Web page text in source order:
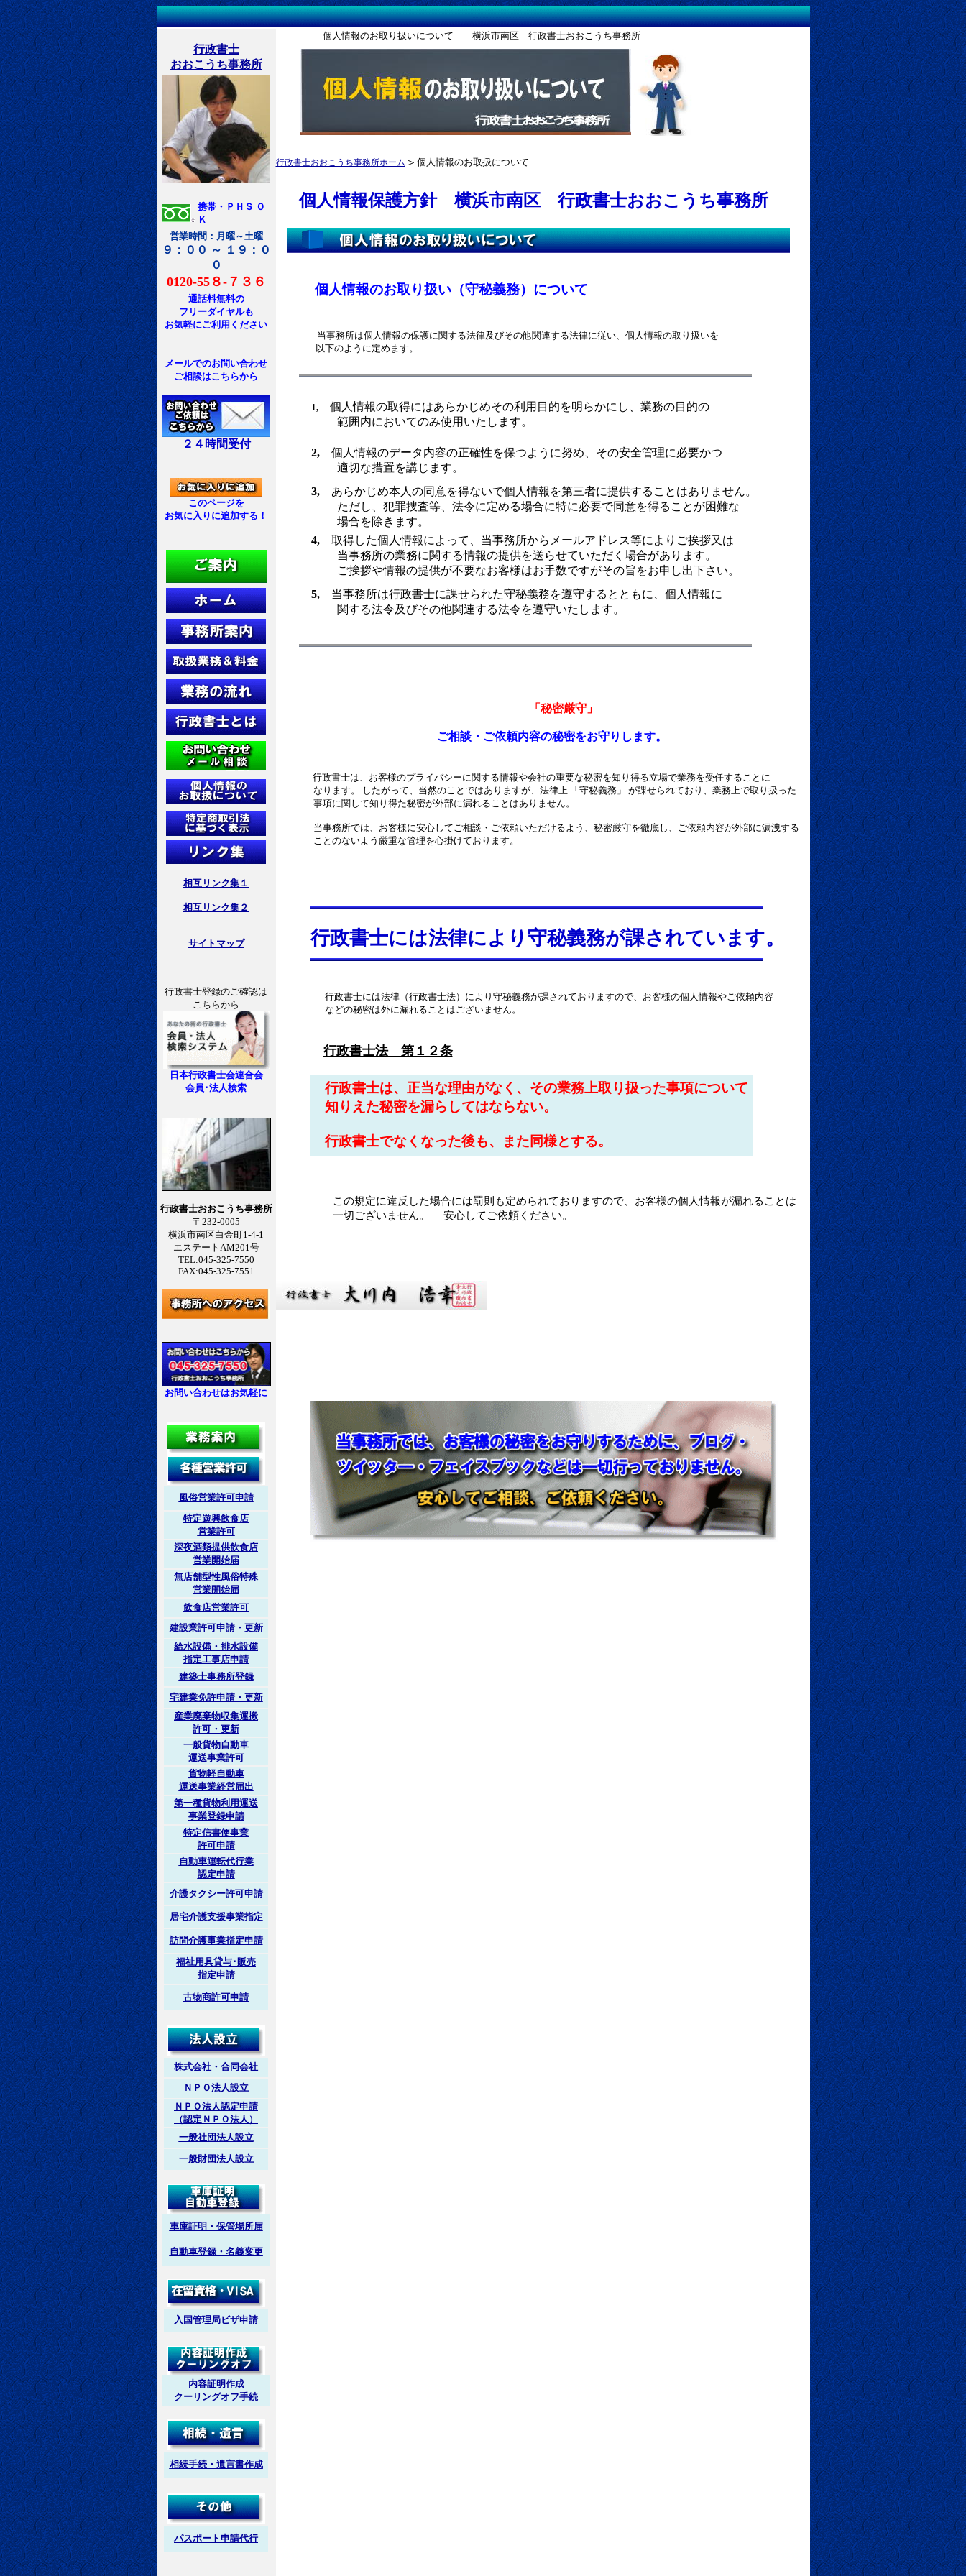
行政書士
おおこうち事務所
携帯・ＰＨＳ Ｏ
Ｋ
営業時間：月曜～土曜
９：００ ～ １９：０
０
0120-55８-７３６
通話料無料の
フリーダイヤルも
お気軽にご利用ください
メールでのお問い合わせ
ご相談はこちらから
２４時間受付
このページを
お気に入りに追加する！
相互リンク集１
相互リンク集２
サイトマップ
行政書士登録のご確認は
こちらから
日本行政書士会連合会
会員･法人検索
行政書士おおこうち事務所
〒232-0005
横浜市南区白金町1-4-1
エステートAM201号
TEL:045-325-7550
FAX:045-325-7551
お問い合わせはお気軽に
風俗営業許可申請
特定遊興飲食店
営業許可
深夜酒類提供飲食店
営業開始届
無店舗型性風俗特殊
営業開始届
飲食店営業許可
建設業許可申請・更新
給水設備・排水設備
指定工事店申請
建築士事務所登録
宅建業免許申請・更新
産業廃棄物収集運搬
許可・更新
一般貨物自動車
運送事業許可
貨物軽自動車
運送事業経営届出
第一種貨物利用運送
事業登録申請
特定信書便事業
許可申請
自動車運転代行業
認定申請
介護タクシー許可申請
居宅介護支援事業指定
訪問介護事業指定申請
福祉用具貸与･販売
指定申請
古物商許可申請
株式会社・合同会社
ＮＰＯ法人設立
ＮＰＯ法人認定申請
（認定ＮＰＯ法人）
一般社団法人設立
一般財団法人設立
車庫証明・保管場所届
自動車登録・名義変更
入国管理局ビザ申請
内容証明作成
クーリングオフ手続
相続手続・遺言書作成
パスポート申請代行
個人情報のお取り扱いについて 横浜市南区 行政書士おおこうち事務所
行政書士おおこうち事務所ホーム ＞ 個人情報のお取扱について
個人情報保護方針 横浜市南区 行政書士おおこうち事務所
個人情報のお取り扱い（守秘義務）について
当事務所は個人情報の保護に関する法律及びその他関連する法律に従い、個人情報の取り扱いを
以下のように定めます。
1,個人情報の取得にはあらかじめその利用目的を明らかにし、業務の目的の
範囲内においてのみ使用いたします。
2,個人情報のデータ内容の正確性を保つように努め、その安全管理に必要かつ
適切な措置を講じます。
3,あらかじめ本人の同意を得ないで個人情報を第三者に提供することはありません。
ただし、犯罪捜査等、法令に定める場合に特に必要で同意を得ることが困難な
場合を除きます。
4,取得した個人情報によって、当事務所からメールアドレス等によりご挨拶又は
当事務所の業務に関する情報の提供を送らせていただく場合があります。
ご挨拶や情報の提供が不要なお客様はお手数ですがその旨をお申し出下さい。
5,当事務所は行政書士に課せられた守秘義務を遵守するとともに、個人情報に
関する法令及びその他関連する法令を遵守いたします。
「秘密厳守」
ご相談・ご依頼内容の秘密をお守りします。
行政書士は、お客様のプライバシーに関する情報や会社の重要な秘密を知り得る立場で業務を受任することに
なります。 したがって、当然のことではありますが、法律上 「守秘義務」 が課せられており、業務上で取り扱った
事項に関して知り得た秘密が外部に漏れることはありません。
当事務所では、お客様に安心してご相談・ご依頼いただけるよう、秘密厳守を徹底し、ご依頼内容が外部に漏洩する
ことのないよう厳重な管理を心掛けております。
行政書士には法律により守秘義務が課されています。
行政書士には法律（行政書士法）により守秘義務が課されておりますので、お客様の個人情報やご依頼内容
などの秘密は外に漏れることはございません。
行政書士法 第１２条
行政書士は、正当な理由がなく、その業務上取り扱った事項について
知りえた秘密を漏らしてはならない。
行政書士でなくなった後も、また同様とする。
この規定に違反した場合には罰則も定められておりますので、お客様の個人情報が漏れることは
一切ございません。 安心してご依頼ください。